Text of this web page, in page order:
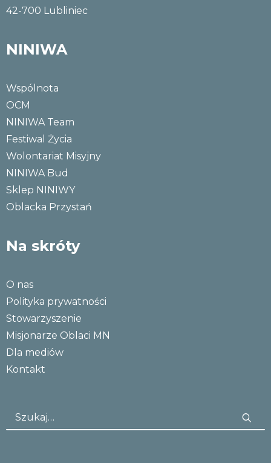
42-700 Lubliniec
NINIWA
Wspólnota
OCM
NINIWA Team
Festiwal Życia
Wolontariat Misyjny
NINIWA Bud
Sklep NINIWY
Oblacka Przystań
Na skróty
O nas
Polityka prywatności
Stowarzyszenie
Misjonarze Oblaci MN
Dla mediów
Kontakt